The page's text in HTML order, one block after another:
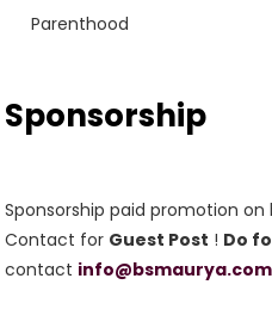
Parenthood
Sponsorship
Sponsorship paid promotion
Contact for Guest Post ! Do
contact info@bsmaurya.com